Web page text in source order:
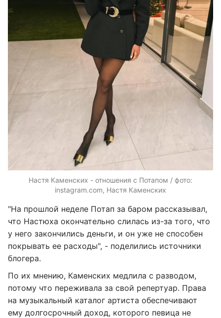
Настя Каменских - отношения с Потапом / фото:
instagram.com, Настя Каменских
"На прошлой неделе Потап за баром рассказывал,
что Настюха окончательно слилась из-за того, что
у него закончились деньги, и он уже не способен
покрывать ее расходы", - поделились источники
блогера.
По их мнению, Каменских медлила с разводом,
потому что переживала за свой репертуар. Права
на музыкальный каталог артиста обеспечивают
ему долгосрочный доход, которого певица не